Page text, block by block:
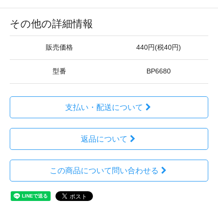
その他の詳細情報
販売価格 440円(税40円)
型番 BP6680
支払い・配送について
返品について
この商品について問い合わせる